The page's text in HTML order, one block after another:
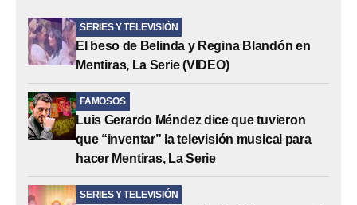
SERIES Y TELEVISIÓN
El beso de Belinda y Regina Blandón en
Mentiras, La Serie (VIDEO)
FAMOSOS
Luis Gerardo Méndez dice que tuvieron
que “inventar” la televisión musical para
hacer Mentiras, La Serie
SERIES Y TELEVISIÓN